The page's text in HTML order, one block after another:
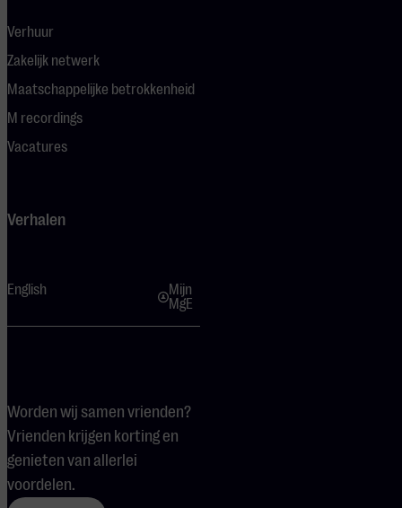
Verhuur
Zakelijk netwerk
Maatschappelijke betrokkenheid
M recordings
Vacatures
Verhalen
English
Mijn
MgE
Worden wij samen vrienden?
Vrienden krijgen korting en
genieten van allerlei
voordelen.